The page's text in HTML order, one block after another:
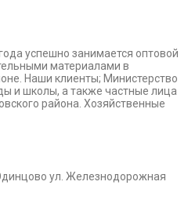
успешно занимается оптовой
материалами в
Наши клиенты; Министерство
и школы, а также частные лица
района. Хозяйственные
ул. Железнодорожная